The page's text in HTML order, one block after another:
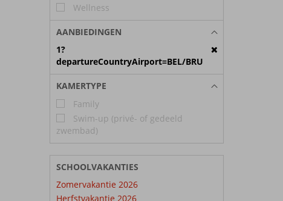
Wellness
AANBIEDINGEN
1?
departureCountryAirport=BEL/BRU
KAMERTYPE
Family
Swim-up (privé- of gedeeld
zwembad)
SCHOOLVAKANTIES
Zomervakantie 2026
Herfstvakantie 2026